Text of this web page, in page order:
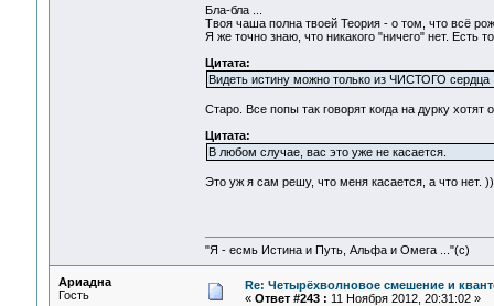
Бла-бла ...
Твоя чаша полна твоей Теория - о том, что всё
Я же точно знаю, что никакого "ничего" нет. Есть
Цитата:
Видеть истину можно только из ЧИСТОГО сердца
Старо. Все попы так говорят когда на дурку хотят
Цитата:
В любом случае, вас это уже не касается.
Это уж я сам решу, что меня касается, а что нет.
"Я - есмь Истина и Путь, Альфа и Омега ..."(с)
Ариадна
Гость
Re: Четырёхволновое смешение и
« Ответ #243 : 11 Ноября 2012, 20:31:02 »